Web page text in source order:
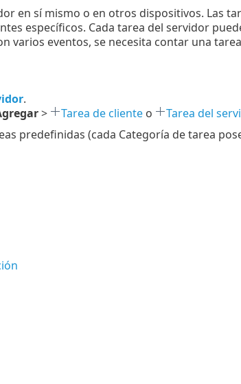
en sí mismo o en otros dispositivos. Las
específicos. Cada tarea del servidor
varios eventos, se necesita contar una
.
> Tarea de clienteo Tarea del
predefinidas (cada Categoría de tarea